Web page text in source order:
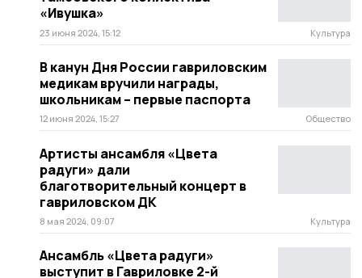
«Ивушка»
23 июня 2024, 15:12 Культура
В канун Дня России гавриловским
медикам вручили награды,
школьникам – первые паспорта
12 июня 2024, 15:27 Общество
Артисты ансамбля «Цвета
радуги» дали
благотворительный концерт в
гавриловском ДК
8 мая 2024, 09:07 Культура
Ансамбль «Цвета радуги»
выступит в Гавриловке 2-й